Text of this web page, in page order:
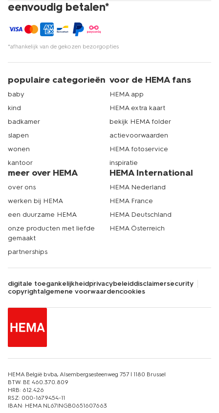
eenvoudig betalen*
*afhankelijk van de gekozen bezorgopties
populaire categorieën
baby
kind
badkamer
slapen
wonen
kantoor
voor de HEMA fans
HEMA app
HEMA extra kaart
bekijk HEMA folder
actievoorwaarden
HEMA fotoservice
inspiratie
meer over HEMA
over ons
werken bij HEMA
een duurzame HEMA
onze producten met liefde
gemaakt
partnerships
HEMA International
HEMA Nederland
HEMA France
HEMA Deutschland
HEMA Österreich
digitale toegankelijkheidprivacybeleiddisclaimersecurity
copyrightalgemene voorwaardencookies
HEMA België bvba, Alsembergsesteenweg 757 | 1180 Brussel
BTW: BE 460.370.809
HRB: 612.426
RSZ: 000-1679454-11
IBAN: HEMA NL67INGB0651607663